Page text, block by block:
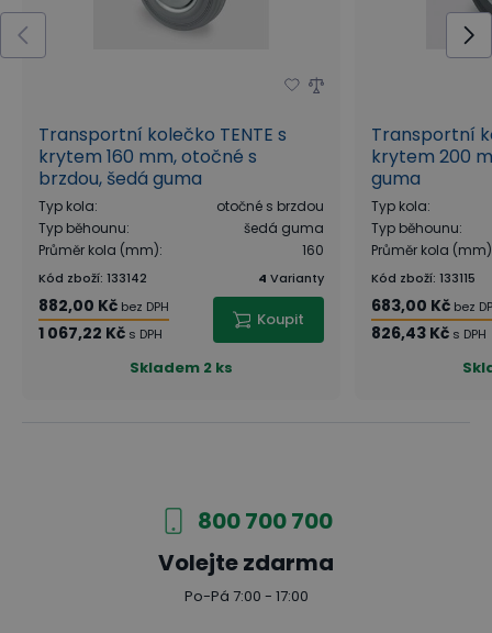
Transportní kolečko TENTE s
krytem 160 mm, otočné s
brzdou, šedá guma
Typ kola:
otočné s brzdou
Typ běhounu:
šedá guma
Průměr kola (mm): 160
Kód zboží: 133142 4 Varianty
882,00 Kč bez DPH
1 067,22 Kč s DPH
Koupit
Skladem 2 ks
Transportní
krytem 200
guma
Typ kola:
Typ běhounu:
Průměr kola (mm)
Kód zboží: 133115
683,00 Kč bez
826,43 Kč s DPH
800 700 700
Volejte zdarma
Po-Pá 7:00 - 17:00